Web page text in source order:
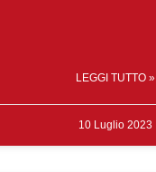
LEGGI TUTTO »
10 Luglio 2023